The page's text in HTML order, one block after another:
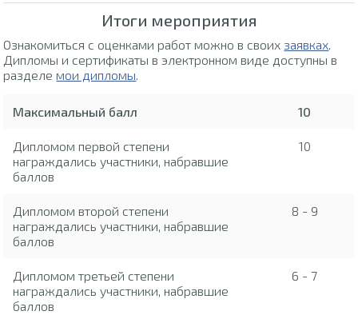
Итоги мероприятия
Ознакомиться с оценками работ можно в своих заявках.
Дипломы и сертификаты в электронном виде доступны в
разделемои дипломы.
Максимальный балл 10
Дипломом первой степени
награждались участники, набравшие
баллов
10
Дипломом второй степени
награждались участники, набравшие
баллов
8 - 9
Дипломом третьей степени
награждались участники, набравшие
баллов
6 - 7